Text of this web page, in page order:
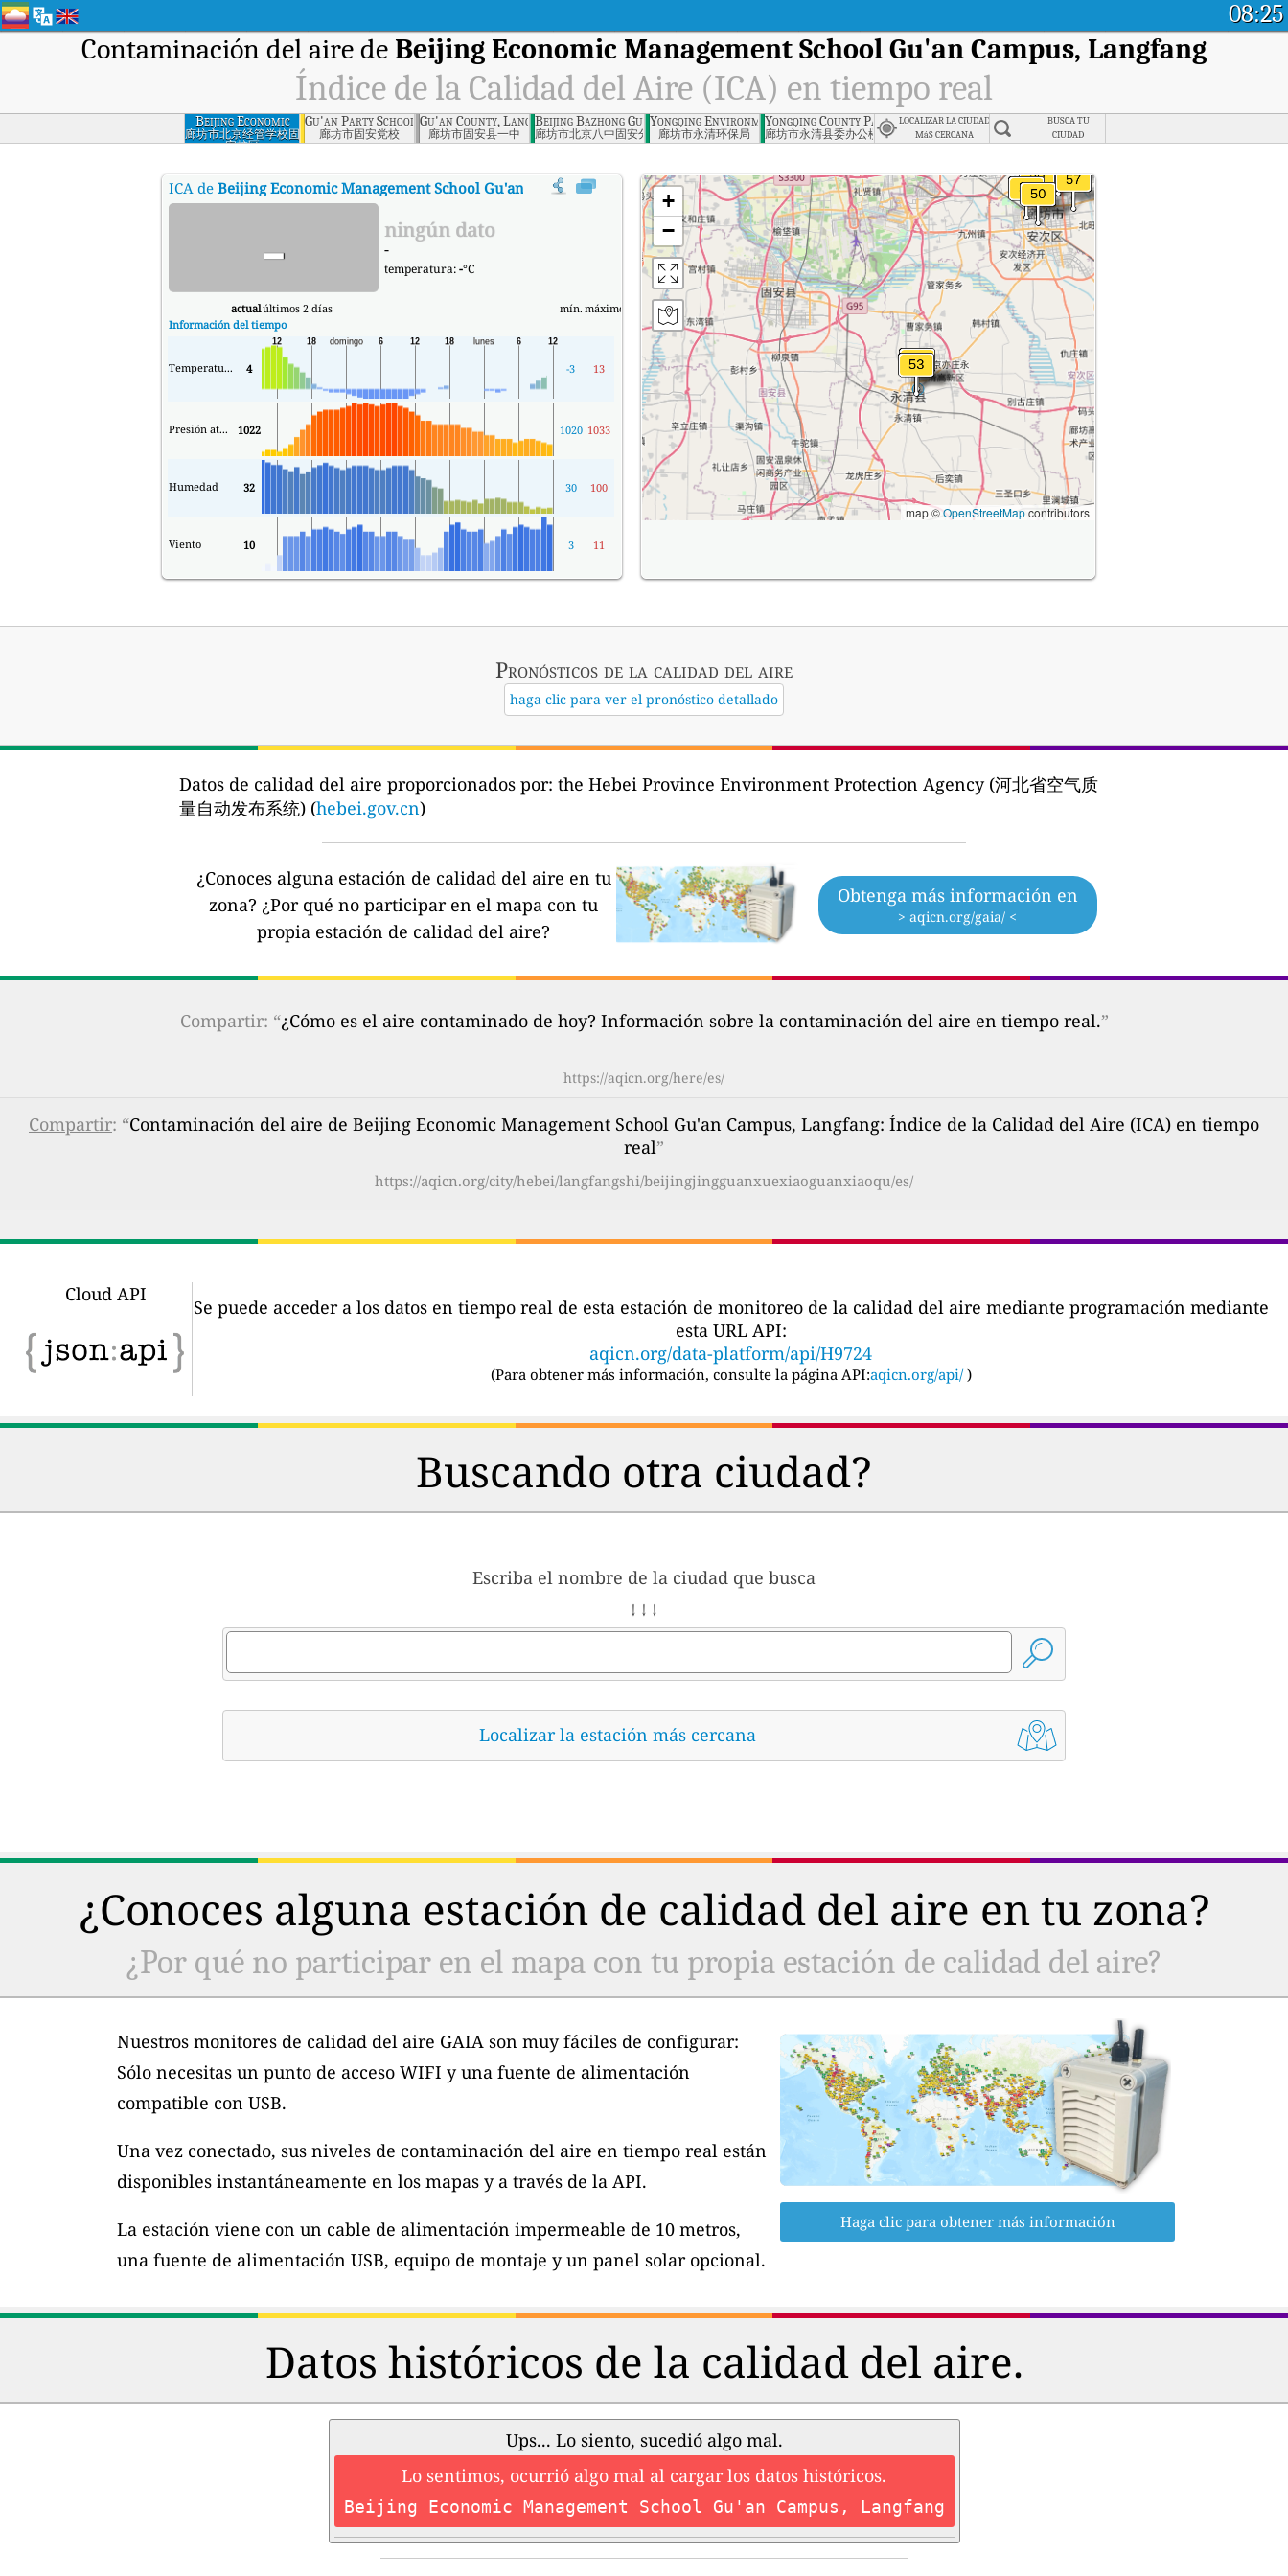
08:25
Contaminación del aire de Beijing Economic Management School Gu'an Campus, Langfang
Índice de la Calidad del Aire (ICA) en tiempo real
Beijing Economic
Management
School Gu'an
廊坊市北京经管学校固
安校区
Gu'an Party School, Langfang
廊坊市固安党校
Gu'an County, Langfang
廊坊市固安县一中
Beijing Bazhong Gu'an Branch, Langfang
廊坊市北京八中固安分校
Yongqing Environmental Protection Bureau, Langfang
廊坊市永清环保局
Yongqing County Party Committee Office Building, Langfang
廊坊市永清县委办公楼
LOCALIZAR LA CIUDAD
MáS CERCANA
BUSCA TU
CIUDAD
ICA de Beijing Economic Management School Gu'an Campus, Langfang:Índice de la Calidad del Aire (ICA) de Beijing Economic Management School Gu'an Campus, Langfang en tiempo
- ningún dato
-
temperatura:-°C
actualúltimos 2 días mín. máximo
Información del tiempo
Temperatura. 4 -3 13
Presión atmosférica 1022 1020 1033
Humedad 32 30 100
Viento 10 3 11
+
−
map ©OpenStreetMapcontributors
Pronósticos de la calidad del aire
haga clic para ver el pronóstico detallado
Datos de calidad del aire proporcionados por: the Hebei Province Environment Protection Agency (河北省空气质
量自动发布系统) (hebei.gov.cn)
¿Conoces alguna estación de calidad del aire en tu
zona? ¿Por qué no participar en el mapa con tu
propia estación de calidad del aire?
Obtenga más información en
> aqicn.org/gaia/ <
Compartir: “¿Cómo es el aire contaminado de hoy? Información sobre la contaminación del aire en tiempo real.”
https://aqicn.org/here/es/
Compartir: “Contaminación del aire de Beijing Economic Management School Gu'an Campus, Langfang: Índice de la Calidad del Aire (ICA) en tiempo
real”
https://aqicn.org/city/hebei/langfangshi/beijingjingguanxuexiaoguanxiaoqu/es/
Cloud API
Se puede acceder a los datos en tiempo real de esta estación de monitoreo de la calidad del aire mediante programación mediante
esta URL API:
aqicn.org/data-platform/api/H9724
(Para obtener más información, consulte la página API:aqicn.org/api/ )
Buscando otra ciudad?
Escriba el nombre de la ciudad que busca
↓ ↓ ↓
Localizar la estación más cercana
¿Conoces alguna estación de calidad del aire en tu zona?
¿Por qué no participar en el mapa con tu propia estación de calidad del aire?
Nuestros monitores de calidad del aire GAIA son muy fáciles de configurar:
Sólo necesitas un punto de acceso WIFI y una fuente de alimentación
compatible con USB.
Una vez conectado, sus niveles de contaminación del aire en tiempo real están
disponibles instantáneamente en los mapas y a través de la API.
La estación viene con un cable de alimentación impermeable de 10 metros,
una fuente de alimentación USB, equipo de montaje y un panel solar opcional.
Haga clic para obtener más información
Datos históricos de la calidad del aire.
Ups... Lo siento, sucedió algo mal.
Lo sentimos, ocurrió algo mal al cargar los datos históricos.
Beijing Economic Management School Gu'an Campus, Langfang